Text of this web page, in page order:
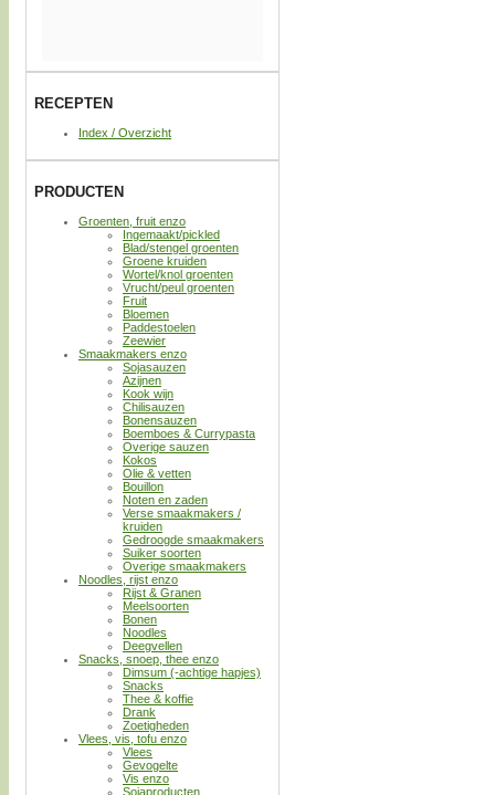
RECEPTEN
Index / Overzicht
PRODUCTEN
Groenten, fruit enzo
Ingemaakt/pickled
Blad/stengel groenten
Groene kruiden
Wortel/knol groenten
Vrucht/peul groenten
Fruit
Bloemen
Paddestoelen
Zeewier
Smaakmakers enzo
Sojasauzen
Azijnen
Kook wijn
Chilisauzen
Bonensauzen
Boemboes & Currypasta
Overige sauzen
Kokos
Olie & vetten
Bouillon
Noten en zaden
Verse smaakmakers /
kruiden
Gedroogde smaakmakers
Suiker soorten
Overige smaakmakers
Noodles, rijst enzo
Rijst & Granen
Meelsoorten
Bonen
Noodles
Deegvellen
Snacks, snoep, thee enzo
Dimsum (-achtige hapjes)
Snacks
Thee & koffie
Drank
Zoetigheden
Vlees, vis, tofu enzo
Vlees
Gevogelte
Vis enzo
Sojaproducten